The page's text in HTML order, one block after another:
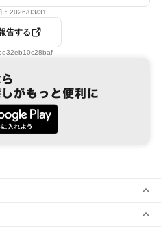
2026/03/31
告する